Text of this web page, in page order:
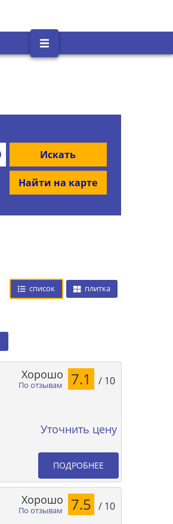
Искать
Найти на карте
список плитка
По отзывам
Хорошо 7.1 / 10
Уточнить цену
ПОДРОБНЕЕ
По отзывам
Хорошо 7.5 / 10